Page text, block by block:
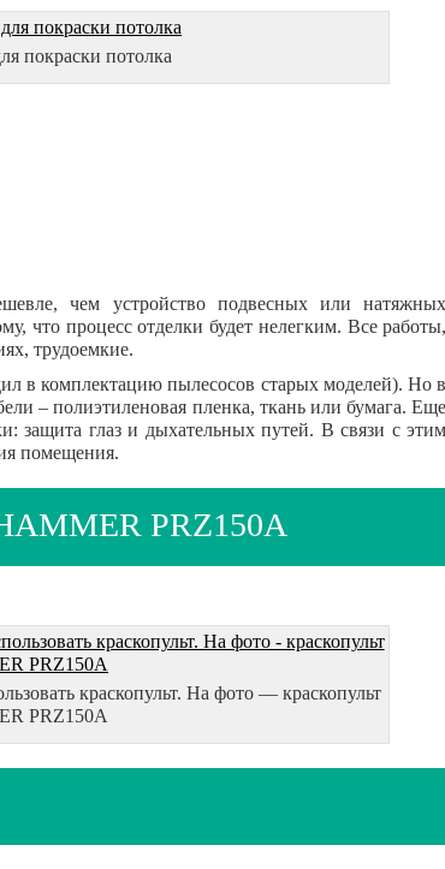
покраски потолка
чем устройство подвесных или
что процесс отделки будет нелегким. Все
трудоемкие.
в комплектацию пылесосов старых моделей). Но
– полиэтиленовая пленка, ткань или бумага.
защита глаз и дыхательных путей. В связи с
помещения.
PRZ150A
краскопульт. На фото — краскопульт
PRZ150A